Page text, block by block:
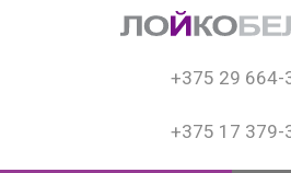
+375 29 664-
+375 17 379-